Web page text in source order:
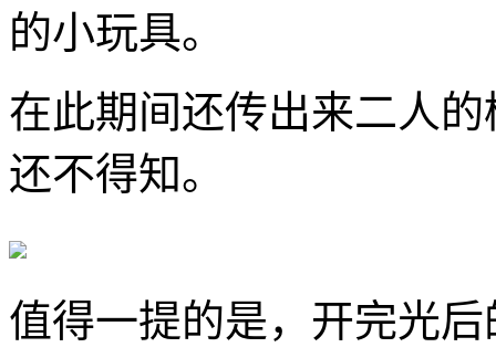
的小玩具。
在此期间还传出来二人
还不得知。
值得一提的是，开完光